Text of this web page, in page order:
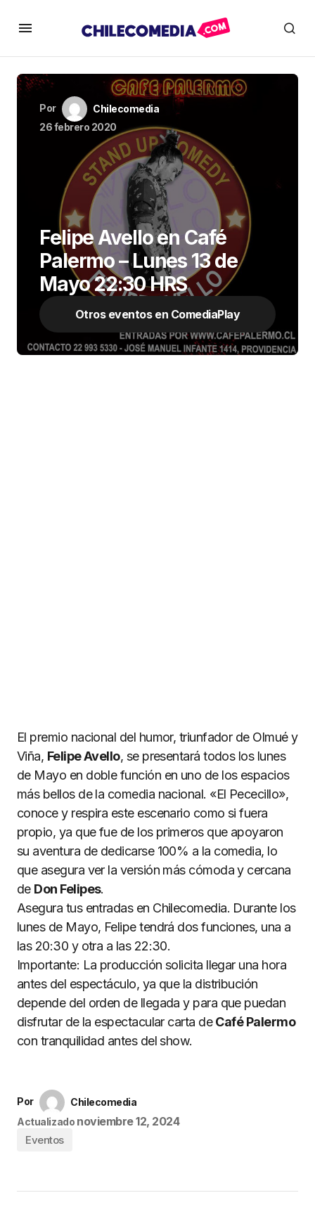
Por
Chilecomedia
26 febrero 2020
Felipe Avello en Café
Palermo – Lunes 13 de
Mayo 22:30 HRS
Otros eventos en ComediaPlay
El premio nacional del humor, triunfador de Olmué y
Viña, Felipe Avello, se presentará todos los lunes
de Mayo en doble función en uno de los espacios
más bellos de la comedia nacional. «El Pececillo»,
conoce y respira este escenario como si fuera
propio, ya que fue de los primeros que apoyaron
su aventura de dedicarse 100% a la comedia, lo
que asegura ver la versión más cómoda y cercana
de Don Felipes.
Asegura tus entradas en Chilecomedia. Durante los
lunes de Mayo, Felipe tendrá dos funciones, una a
las 20:30 y otra a las 22:30.
Importante: La producción solicita llegar una hora
antes del espectáculo, ya que la distribución
depende del orden de llegada y para que puedan
disfrutar de la espectacular carta deCafé Palermo
con tranquilidad antes del show.
Por
Chilecomedia
Actualizado noviembre 12, 2024
Eventos